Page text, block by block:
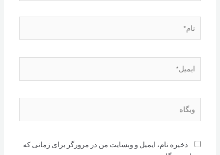
ذخیره نام، ایمیل و وبسایت من در مرورگر برای زمانی که